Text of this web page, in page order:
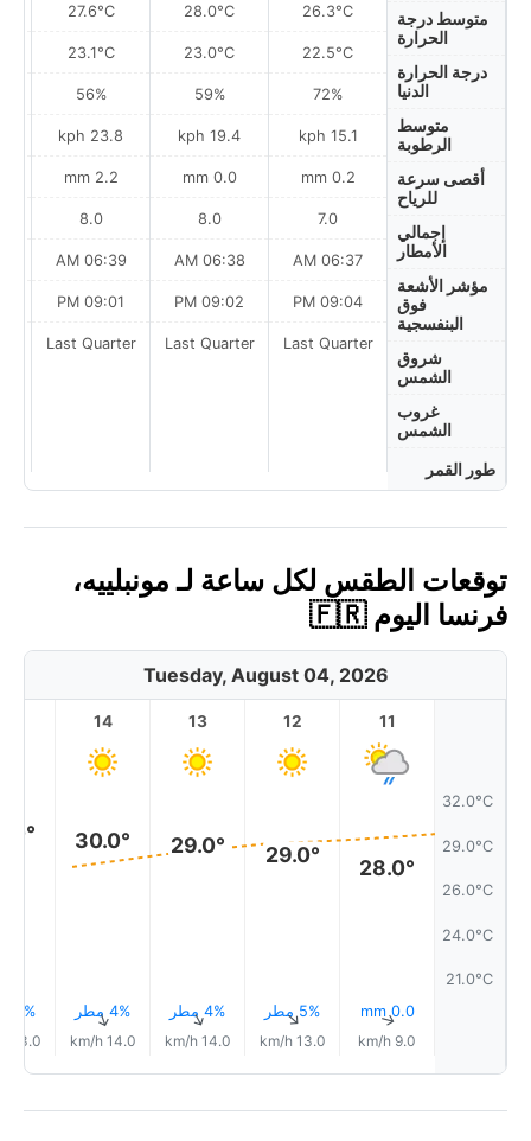
متوسط درجة
الحرارة
درجة الحرارة
الدنيا
متوسط
الرطوبة
أقصى سرعة
للرياح
إجمالي
الأمطار
مؤشر الأشعة
فوق
البنفسجية
شروق
الشمس
غروب
الشمس
طور القمر
26.3°C
22.5°C
72%
15.1 kph
0.2 mm
7.0
06:37 AM
09:04 PM
Last Quarter
28.0°C
23.0°C
59%
19.4 kph
0.0 mm
8.0
06:38 AM
09:02 PM
Last Quarter
27.6°C
23.1°C
56%
23.8 kph
2.2 mm
8.0
06:39 AM
09:01 PM
Last Quarter
توقعات الطقس لكل ساعة لـ مونبلييه،
فرنسا اليوم 🇫🇷
Tuesday, August 04, 2026
32.0°C
29.0°C
26.0°C
24.0°C
21.0°C
11
28.0°
0.0 mm
↑
9.0 km/h
12
29.0°
5% مطر↑
13.0 km/h
13
29.0°
4% مطر↑
14.0 km/h
14
30.0°
4% مطر↑
14.0 km/h
4% مطر
13.0 km/h